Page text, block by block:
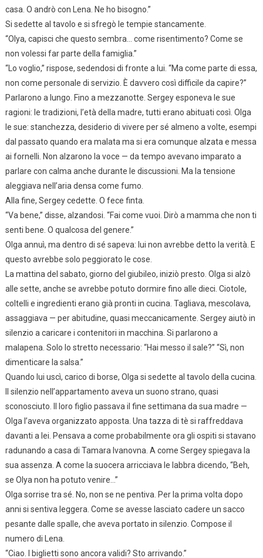
casa. O andrò con Lena. Ne ho bisogno.”
Si sedette al tavolo e si sfregò le tempie stancamente.
“Olya, capisci che questo sembra… come risentimento? Come se
non volessi far parte della famiglia.”
“Lo voglio,” rispose, sedendosi di fronte a lui. “Ma come parte di essa,
non come personale di servizio. È davvero così difficile da capire?”
Parlarono a lungo. Fino a mezzanotte. Sergey esponeva le sue
ragioni: le tradizioni, l’età della madre, tutti erano abituati così. Olga
le sue: stanchezza, desiderio di vivere per sé almeno a volte, esempi
dal passato quando era malata ma si era comunque alzata e messa
ai fornelli. Non alzarono la voce — da tempo avevano imparato a
parlare con calma anche durante le discussioni. Ma la tensione
aleggiava nell’aria densa come fumo.
Alla fine, Sergey cedette. O fece finta.
“Va bene,” disse, alzandosi. “Fai come vuoi. Dirò a mamma che non ti
senti bene. O qualcosa del genere.”
Olga annuì, ma dentro di sé sapeva: lui non avrebbe detto la verità. E
questo avrebbe solo peggiorato le cose.
La mattina del sabato, giorno del giubileo, iniziò presto. Olga si alzò
alle sette, anche se avrebbe potuto dormire fino alle dieci. Ciotole,
coltelli e ingredienti erano già pronti in cucina. Tagliava, mescolava,
assaggiava — per abitudine, quasi meccanicamente. Sergey aiutò in
silenzio a caricare i contenitori in macchina. Si parlarono a
malapena. Solo lo stretto necessario: “Hai messo il sale?” “Sì, non
dimenticare la salsa.”
Quando lui uscì, carico di borse, Olga si sedette al tavolo della cucina.
Il silenzio nell’appartamento aveva un suono strano, quasi
sconosciuto. Il loro figlio passava il fine settimana da sua madre —
Olga l’aveva organizzato apposta. Una tazza di tè si raffreddava
davanti a lei. Pensava a come probabilmente ora gli ospiti si stavano
radunando a casa di Tamara Ivanovna. A come Sergey spiegava la
sua assenza. A come la suocera arricciava le labbra dicendo, “Beh,
se Olya non ha potuto venire…”
Olga sorrise tra sé. No, non se ne pentiva. Per la prima volta dopo
anni si sentiva leggera. Come se avesse lasciato cadere un sacco
pesante dalle spalle, che aveva portato in silenzio. Compose il
numero di Lena.
“Ciao. I biglietti sono ancora validi? Sto arrivando.”